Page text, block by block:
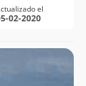
el
02-2020